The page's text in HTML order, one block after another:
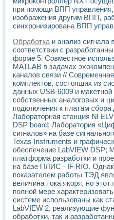
Лабораторные
Виртуальный
Лабораторный
Виртуальные
Из опыта внедрения
Исследование
Опыт разработки
Проблемы повышения
Развитие LabVIEW
Разработка
Об опыте работы
Технологии NI в
Система диагностики
Лабораторный
Партнеры
Академические и
Учебные заведения
Бизнес
Контакты
при помощи ВПП управления,
изображения другим ВПП,
синхронизирована ВПП
Обработкаи анализ сигнала
соответствии с
форме 5. Совместное
MATLAB в задачах
каналов связи //
комплектов, состоящих из
данных USB-6009 и
собственных аналоговых и
подключения к платам
Лабораторная станция Nl
DSP board; Лаборатория
сигналов» на базе
Texas Instruments и
обеспечение LabVIEW DSP;
платформа разработки и
на базе ПЛИС - IF RIO.
показателем работы ТЭД
величина тока якоря, но
полной мере
системе использованы как
LabVIEW 2, реализующие
обработки, так и